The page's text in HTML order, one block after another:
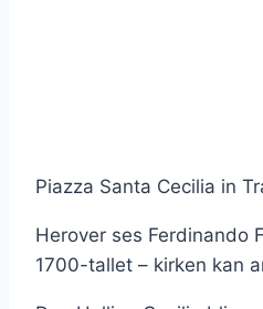
Piazza Santa Cecilia in
Herover ses Ferdinando
1700-tallet – kirken kan